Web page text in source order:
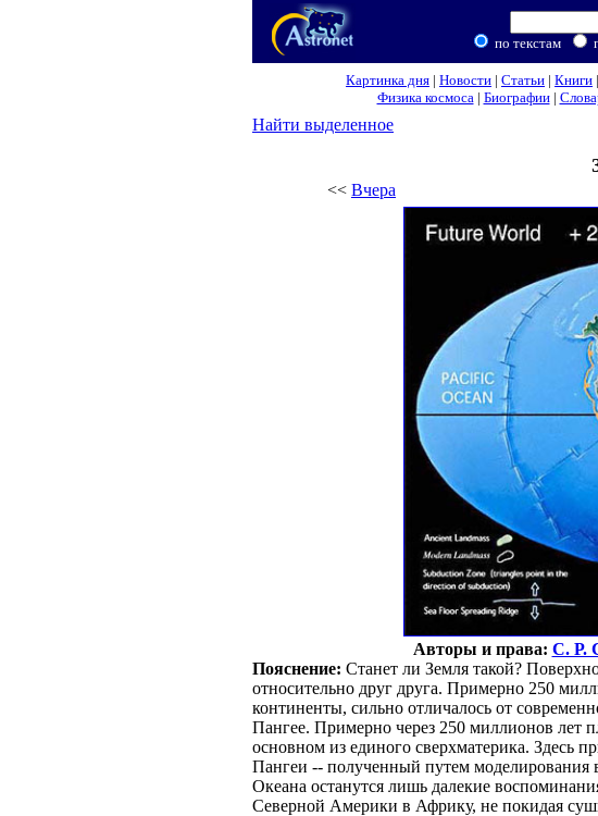
по текстам
Картинка дня | Новости | Статьи | Книги |
Физика космоса| Биографии|
Найти выделенное
<< Вчера
Авторы и права: С. Р.
Пояснение: Станет ли Земля такой?
относительно друг друга. Примерно 250
континенты, сильно отличалось от
Пангее. Примерно через 250 миллионов лет
основном из единого сверхматерика. Здесь
Пангеи -- полученный путем моделирования
Океана останутся лишь далекие
Северной Америки в Африку, не покидая